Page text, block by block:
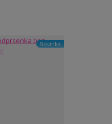
Novinka